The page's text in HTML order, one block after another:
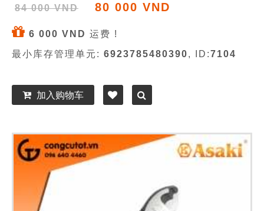
84 000 VND 80 000 VND
6 000 VND 运费 !
最小库存管理单元: 6923785480390, ID:7104
加入购物车